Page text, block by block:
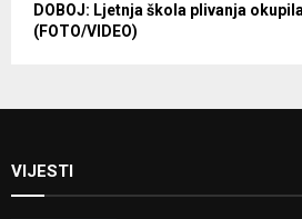
DOBOJ: Ljetnja škola plivanja
(FOTO/VIDEO)
VIJESTI